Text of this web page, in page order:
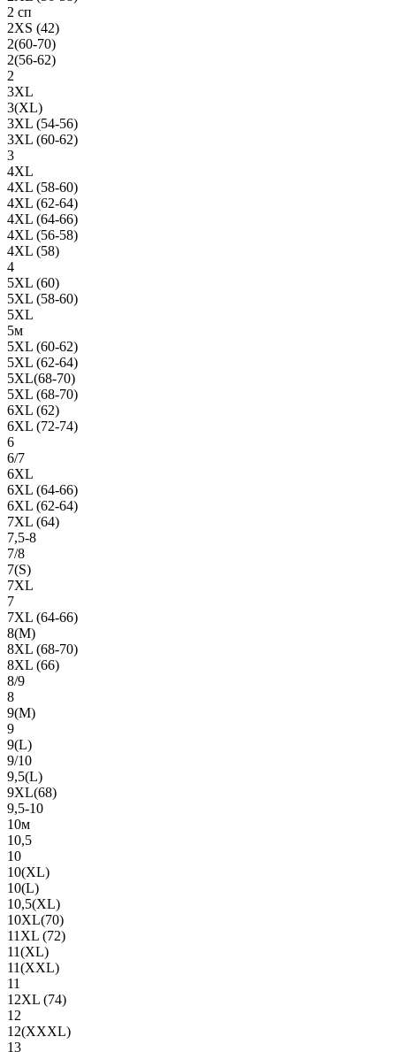
2 сп
2XS (42)
2(60-70)
2(56-62)
2
3XL
3(XL)
3XL (54-56)
3XL (60-62)
3
4XL
4XL (58-60)
4XL (62-64)
4XL (64-66)
4XL (56-58)
4XL (58)
4
5XL (60)
5XL (58-60)
5XL
5м
5XL (60-62)
5XL (62-64)
5XL(68-70)
5XL (68-70)
6XL (62)
6XL (72-74)
6
6/7
6XL
6XL (64-66)
6XL (62-64)
7XL (64)
7,5-8
7/8
7(S)
7XL
7
7XL (64-66)
8(М)
8XL (68-70)
8XL (66)
8/9
8
9(М)
9
9(L)
9/10
9,5(L)
9XL(68)
9,5-10
10м
10,5
10
10(XL)
10(L)
10,5(XL)
10XL(70)
11XL (72)
11(XL)
11(XXL)
11
12XL (74)
12
12(ХХХL)
13